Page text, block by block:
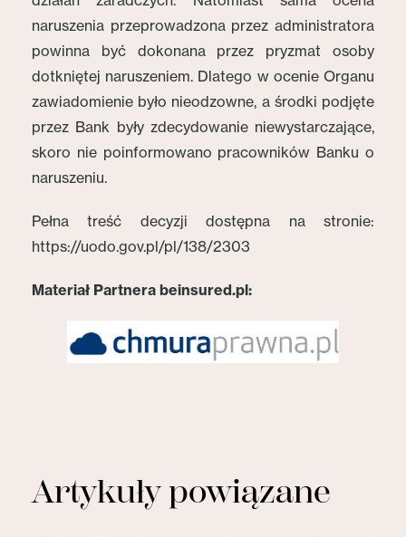
naruszenia przeprowadzona przez administratora
powinna być dokonana przez pryzmat osoby
dotkniętej naruszeniem. Dlatego w ocenie Organu
zawiadomienie było nieodzowne, a środki podjęte
przez Bank były zdecydowanie niewystarczające,
skoro nie poinformowano pracowników Banku o
naruszeniu.
Pełna treść decyzji dostępna na stronie:
https://uodo.gov.pl/pl/138/2303
Materiał Partnera beinsured.pl:
Artykuły powiązane